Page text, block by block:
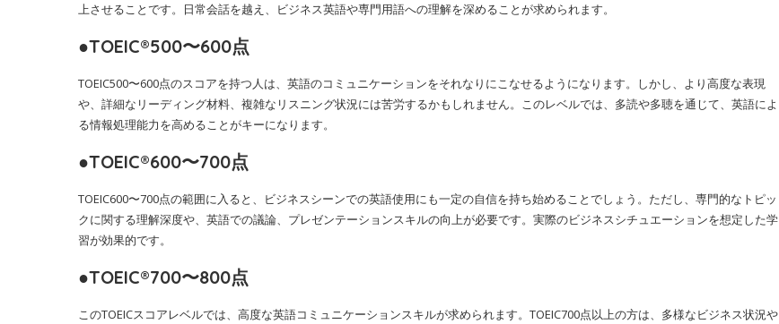
上させることです。日常会話を越え、ビジネス英語や専門用語への理解を深めることが求められます。
●TOEIC®500〜600点
TOEIC500〜600点のスコアを持つ人は、英語のコミュニケーションをそれなりにこなせるようになります。しかし、より高度な表現
や、詳細なリーディング材料、複雑なリスニング状況には苦労するかもしれません。このレベルでは、多読や多聴を通じて、英語によ
る情報処理能力を高めることがキーになります。
●TOEIC®600〜700点
TOEIC600〜700点の範囲に入ると、ビジネスシーンでの英語使用にも一定の自信を持ち始めることでしょう。ただし、専門的なトピッ
クに関する理解深度や、英語での議論、プレゼンテーションスキルの向上が必要です。実際のビジネスシチュエーションを想定した学
習が効果的です。
●TOEIC®700〜800点
このTOEICスコアレベルでは、高度な英語コミュニケーションスキルが求められます。TOEIC700点以上の方は、多様なビジネス状況や